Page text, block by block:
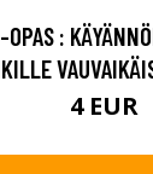
OPAS :
4 EUR